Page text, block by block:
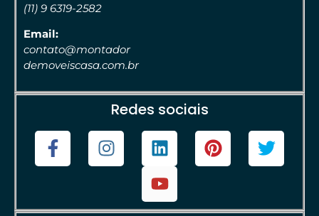
(11) 9 6319-2582
Email:
contato@montador
demoveiscasa.com.br
Redes sociais